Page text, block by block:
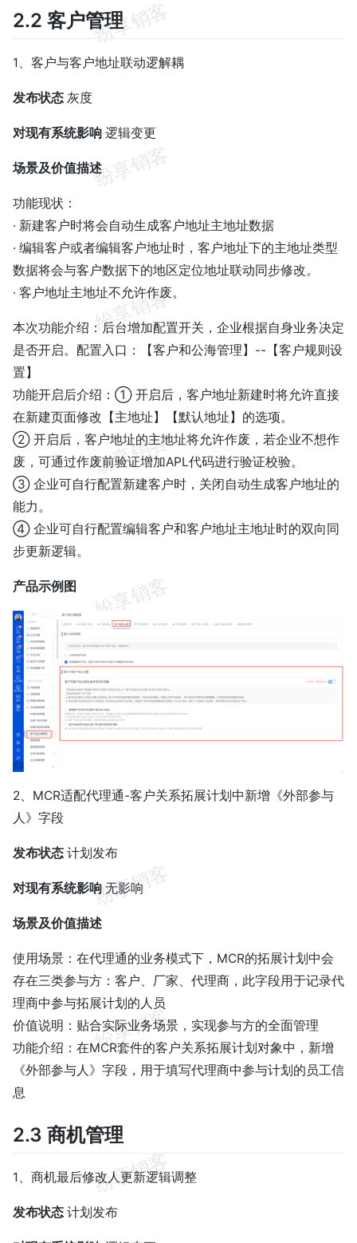
2.2 客户管理
1、客户与客户地址联动逻解耦
发布状态 灰度
对现有系统影响 逻辑变更
场景及价值描述
功能现状：
· 新建客户时将会自动生成客户地址主地址数据
· 编辑客户或者编辑客户地址时，客户地址下的主地址类型
数据将会与客户数据下的地区定位地址联动同步修改。
· 客户地址主地址不允许作废。
本次功能介绍：后台增加配置开关，企业根据自身业务决定
是否开启。配置入口：【客户和公海管理】--【客户规则设
置】
功能开启后介绍：① 开启后，客户地址新建时将允许直接
在新建页面修改【主地址】【默认地址】的选项。
② 开启后，客户地址的主地址将允许作废，若企业不想作
废，可通过作废前验证增加APL代码进行验证校验。
③ 企业可自行配置新建客户时，关闭自动生成客户地址的
能力。
④ 企业可自行配置编辑客户和客户地址主地址时的双向同
步更新逻辑。
产品示例图
2、MCR适配代理通-客户关系拓展计划中新增《外部参与
人》字段
发布状态 计划发布
对现有系统影响无影响
场景及价值描述
使用场景：在代理通的业务模式下，MCR的拓展计划中会
存在三类参与方：客户、厂家、代理商，此字段用于记录代
理商中参与拓展计划的人员
价值说明：贴合实际业务场景，实现参与方的全面管理
功能介绍：在MCR套件的客户关系拓展计划对象中，新增
《外部参与人》字段，用于填写代理商中参与计划的员工信
息
2.3 商机管理
1、商机最后修改人更新逻辑调整
发布状态 计划发布